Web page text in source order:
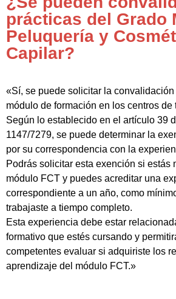
prácticas del Grado
Peluquería y
Capilar?
«Sí, se puede solicitar la convalidación
módulo de formación en los centros de
Según lo establecido en el artículo 39
1147/7279, se puede determinar la
por su correspondencia con la
Podrás solicitar esta exención si estás
módulo FCT y puedes acreditar una
correspondiente a un año, como
trabajaste a tiempo completo.
Esta experiencia debe estar
formativo que estés cursando y
competentes evaluar si adquiriste los
aprendizaje del módulo FCT.»